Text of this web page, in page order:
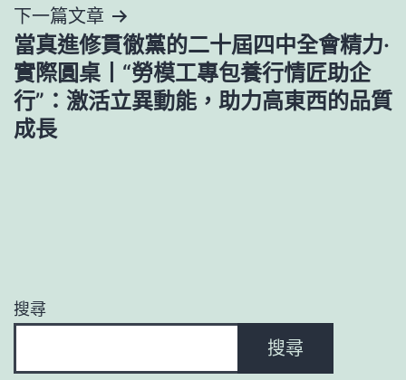
覽
下一篇文章
當真進修貫徹黨的二十屆四中全會精力·
實際圓桌丨“勞模工專包養行情匠助企
行”：激活立異動能，助力高東西的品質
成長
搜尋
搜尋